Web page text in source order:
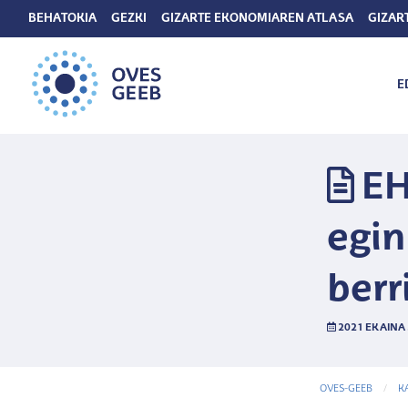
BEHATOKIA GEZKI GIZARTE EKONOMIAREN ATLASA
2021 EKAINA
OVES-GEEB